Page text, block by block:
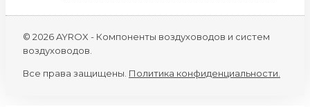
© 2026 AYROX - Компоненты воздуховодов и систем
воздуховодов.
Все права защищены. Политика конфиденциальности.